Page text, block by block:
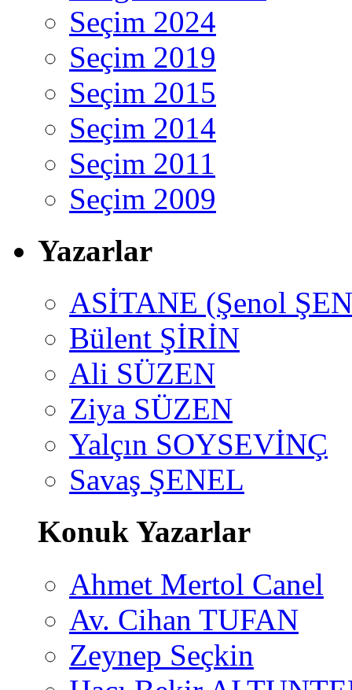
Seçim 2024
Seçim 2019
Seçim 2015
Seçim 2014
Seçim 2011
Seçim 2009
Yazarlar
ASİTANE (Şenol
Bülent ŞİRİN
Ali SÜZEN
Ziya SÜZEN
Yalçın SOYSEVİNÇ
Savaş ŞENEL
Konuk Yazarlar
Ahmet Mertol Canel
Av. Cihan TUFAN
Zeynep Seçkin